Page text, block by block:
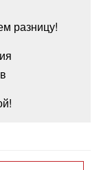
разницу!